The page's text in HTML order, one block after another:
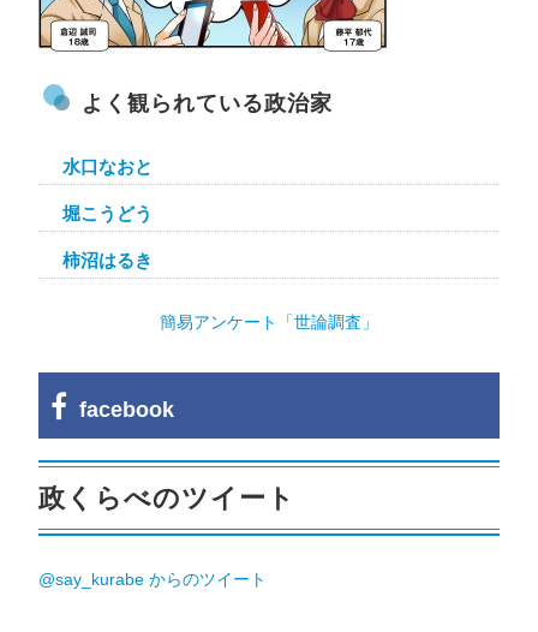
よく観られている政治家
水口なおと
堀こうどう
柿沼はるき
簡易アンケート「世論調査」
facebook
政くらべのツイート
@say_kurabe からのツイート